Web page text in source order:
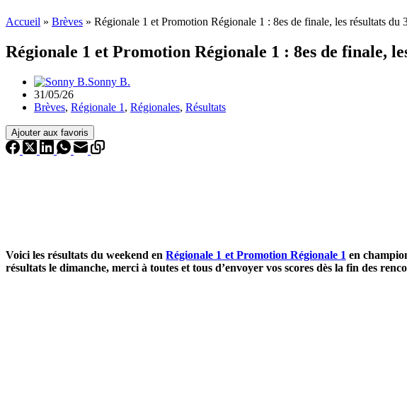
Accueil » Brèves » Régionale 1 et Promotion Régionale 1 : 8es de finale, les résultats du
Régionale 1 et Promotion Régionale 1 : 8es de finale,
Sonny B.
31/05/26
Brèves, Régionale 1 , Régionales, Résultats
Ajouter aux favoris
Voici les résultats du weekend enRégionale 1 et Promotion Régionale 1 en
résultats le dimanche, merci à toutes et tous d’envoyer vos scores dès la fin des